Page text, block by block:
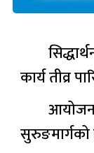
कार्य तीव्र
सुरुङमार्गको